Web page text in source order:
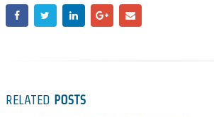
RELATED POSTS